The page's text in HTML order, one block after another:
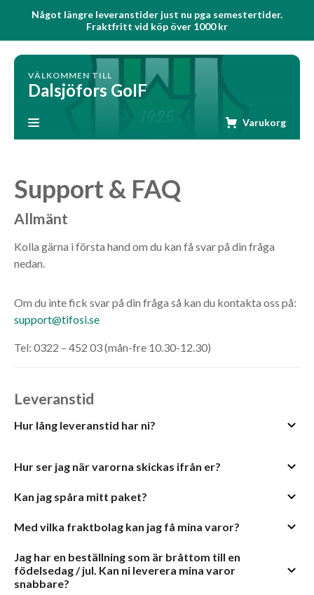
Något längre leveranstider just nu pga semestertider.
Fraktfritt vid köp över 1000 kr
VÄLKOMMEN TILL
Dalsjöfors GoIF
Varukorg
Support & FAQ
Allmänt
Kolla gärna i första hand om du kan få svar på din fråga
nedan.
Om du inte fick svar på din fråga så kan du kontakta oss på:
support@tifosi.se
Tel: 0322 – 452 03 (mån-fre 10.30-12.30)
Leveranstid
Hur lång leveranstid har ni?
Hur ser jag när varorna skickas ifrån er?
Kan jag spåra mitt paket?
Med vilka fraktbolag kan jag få mina varor?
Jag har en beställning som är bråttom till en
födelsedag / jul. Kan ni leverera mina varor
snabbare?